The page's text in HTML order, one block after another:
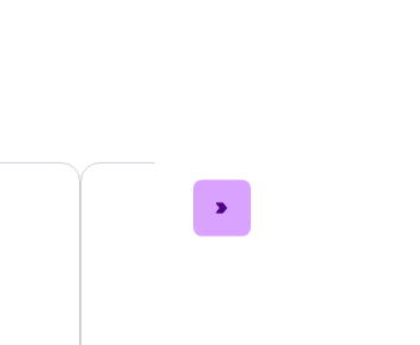
Lucía García -
10 May, 2026